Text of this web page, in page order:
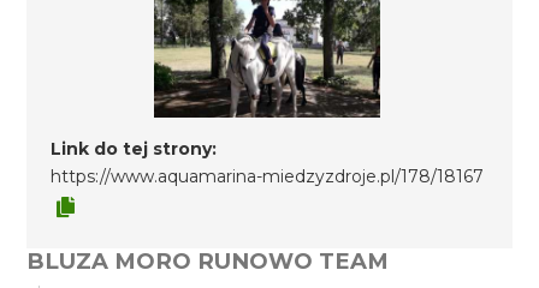
Link do tej strony:
https://www.aquamarina-miedzyzdroje.pl/178/18167
BLUZA MORO RUNOWO TEAM